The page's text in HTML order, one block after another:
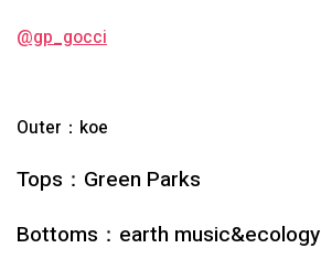
@gp_gocci
Outer：koe
Tops：Green Parks
Bottoms：earth music&ecology